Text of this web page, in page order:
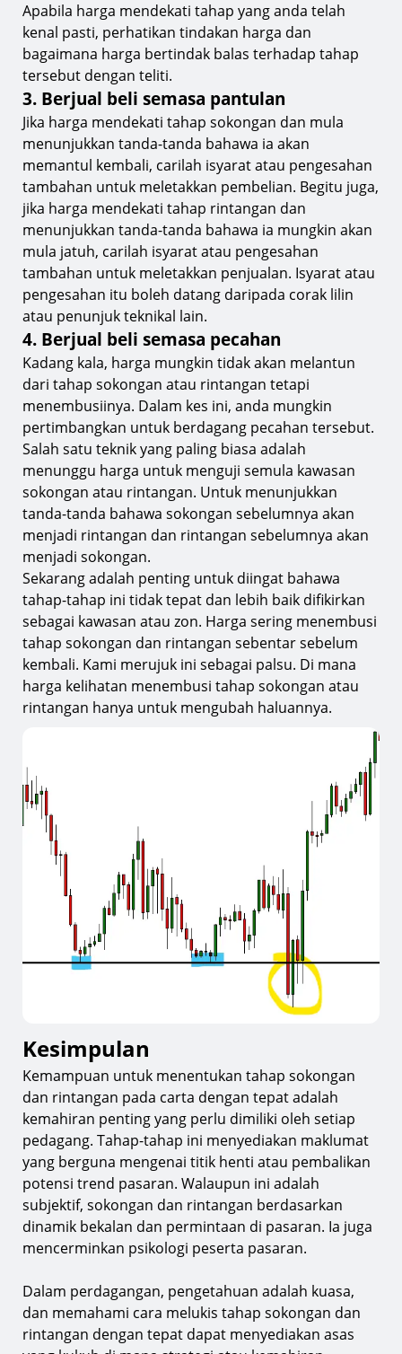
Apabila harga mendekati tahap yang anda telah
kenal pasti, perhatikan tindakan harga dan
bagaimana harga bertindak balas terhadap tahap
tersebut dengan teliti.
3. Berjual beli semasa pantulan
Jika harga mendekati tahap sokongan dan mula
menunjukkan tanda-tanda bahawa ia akan
memantul kembali, carilah isyarat atau pengesahan
tambahan untuk meletakkan pembelian. Begitu juga,
jika harga mendekati tahap rintangan dan
menunjukkan tanda-tanda bahawa ia mungkin akan
mula jatuh, carilah isyarat atau pengesahan
tambahan untuk meletakkan penjualan. Isyarat atau
pengesahan itu boleh datang daripada corak lilin
atau penunjuk teknikal lain.
4. Berjual beli semasa pecahan
Kadang kala, harga mungkin tidak akan melantun
dari tahap sokongan atau rintangan tetapi
menembusiinya. Dalam kes ini, anda mungkin
pertimbangkan untuk berdagang pecahan tersebut.
Salah satu teknik yang paling biasa adalah
menunggu harga untuk menguji semula kawasan
sokongan atau rintangan. Untuk menunjukkan
tanda-tanda bahawa sokongan sebelumnya akan
menjadi rintangan dan rintangan sebelumnya akan
menjadi sokongan.
Sekarang adalah penting untuk diingat bahawa
tahap-tahap ini tidak tepat dan lebih baik difikirkan
sebagai kawasan atau zon. Harga sering menembusi
tahap sokongan dan rintangan sebentar sebelum
kembali. Kami merujuk ini sebagai palsu. Di mana
harga kelihatan menembusi tahap sokongan atau
rintangan hanya untuk mengubah haluannya.
Kesimpulan
Kemampuan untuk menentukan tahap sokongan
dan rintangan pada carta dengan tepat adalah
kemahiran penting yang perlu dimiliki oleh setiap
pedagang. Tahap-tahap ini menyediakan maklumat
yang berguna mengenai titik henti atau pembalikan
potensi trend pasaran. Walaupun ini adalah
subjektif, sokongan dan rintangan berdasarkan
dinamik bekalan dan permintaan di pasaran. Ia juga
mencerminkan psikologi peserta pasaran.
Dalam perdagangan, pengetahuan adalah kuasa,
dan memahami cara melukis tahap sokongan dan
rintangan dengan tepat dapat menyediakan asas